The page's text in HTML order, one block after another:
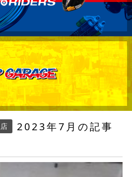
2023年7月の記事